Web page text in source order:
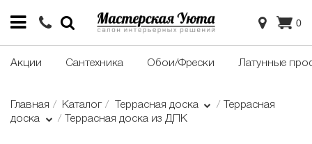
0
Акции Сантехника Обои/Фрески Латунные
Главная Каталог Террасная доска
Террасная
доска
Террасная доска из ДПК